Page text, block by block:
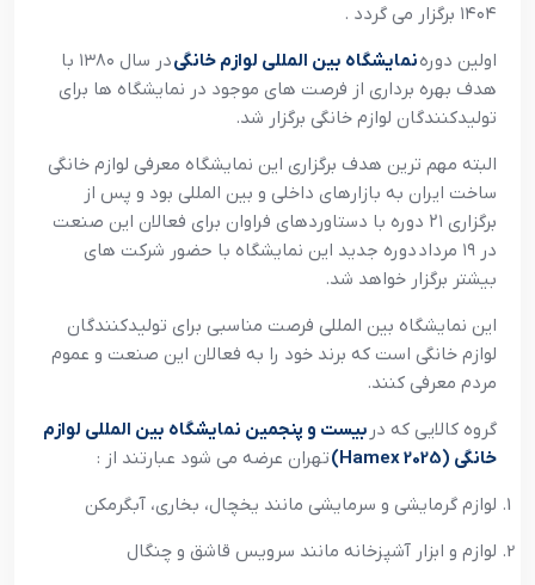
۱۴۰۴ برگزار می گردد .
اولین دورهنمایشگاه بین المللی لوازم خانگی
در سال ۱۳۸۰ با
هدف بهره برداری از فرصت های موجود در نمایشگاه ها برای
تولیدکنندگان لوازم خانگی برگزار شد.
البته مهم ترین هدف برگزاری این نمایشگاه معرفی لوازم خانگی
ساخت ایران به بازارهای داخلی و بین المللی بود و پس از
برگزاری ۲۱ دوره با دستاوردهای فراوان برای فعالان این صنعت
در ۱۹ مرداد دوره جدید این نمایشگاه با حضور شرکت های
بیشتر برگزار خواهد شد.
این نمایشگاه بین المللی فرصت مناسبی برای تولیدکنندگان
لوازم خانگی است که برند خود را به فعالان این صنعت و عموم
مردم معرفی کنند.
گروه کالایی که در بیست و پنجمین نمایشگاه بین المللی لوازم
خانگی (Hamex 2025)
تهران عرضه می شود عبارتند از :
لوازم گرمایشی و سرمایشی مانند یخچال، بخاری، آبگرمکن
لوازم و ابزار آشپزخانه مانند سرویس قاشق و چنگال